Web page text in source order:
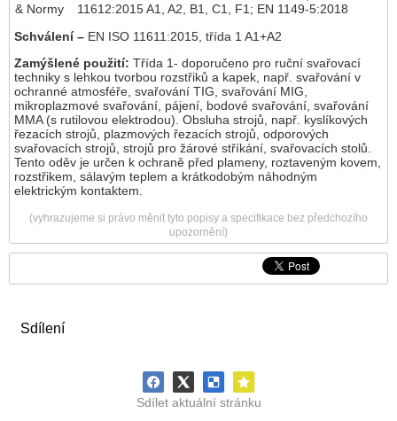
Sdílení
Sdílet aktuální stránku
& Normy
11612:2015 A1, A2, B1, C1, F1; EN 1149-5:2018
Schválení – EN ISO 11611:2015, třída 1 A1+A2
Zamýšlené použití: Třída 1- doporučeno pro ruční svařovací
techniky s lehkou tvorbou rozstřiků a kapek, např. svařování v
ochranné atmosféře, svařování TIG, svařování MIG,
mikroplazmové svařování, pájení, bodové svařování, svařování
MMA (s rutilovou elektrodou). Obsluha strojů, např. kyslíkových
řezacích strojů, plazmových řezacích strojů, odporových
svařovacích strojů, strojů pro žárové stříkání, svařovacích stolů.
Tento oděv je určen k ochraně před plameny, roztaveným kovem,
rozstřikem, sálavým teplem a krátkodobým náhodným
elektrickým kontaktem.
(vyhrazujeme si právo měnit tyto popisy a specifikace bez předchozího
upozornění)